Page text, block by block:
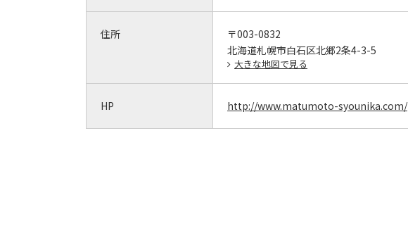
住所
〒003-0832
北海道札幌市白石区北郷2条4-3-5
大きな地図で見る
HP http://www.matumoto-syounika.com/